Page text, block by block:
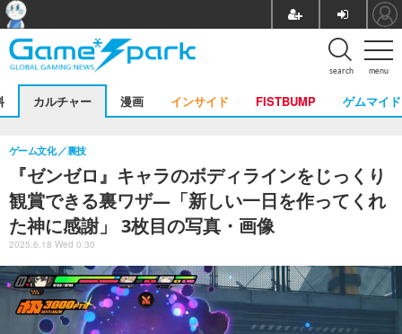
menu
search
カルチャー 漫画 インサイド FISTBUMP ゲムマイド
『ゼンゼロ』キャラのボディラインをじっくり
観賞できる裏ワザ―「新しい一日を作ってくれ
た神に感謝」 3枚目の写真・画像
ゲーム文化 裏技
2025.6.18 Wed 0:30